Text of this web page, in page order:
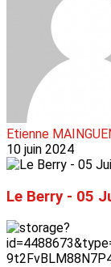
Etienne
10 juin 2024
Le Berry - 05